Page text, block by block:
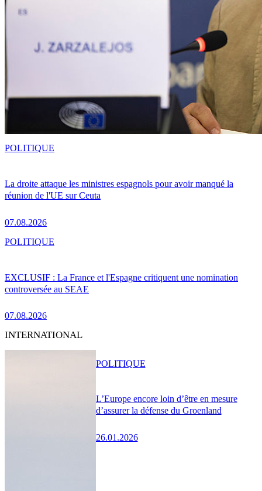
La droite attaque les ministres espagnols pour avoir manqué la
réunion de l'UE sur Ceuta
07.08.2026
POLITIQUE
EXCLUSIF : La France et l'Espagne critiquent une nomination
controversée au SEAE
07.08.2026
POLITIQUE
INTERNATIONAL
L’Europe encore loin d’être en mesure
d’assurer la défense du Groenland
26.01.2026
POLITIQUE